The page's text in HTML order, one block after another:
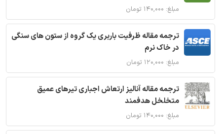
مبلغ: ۱۴۰,۰۰۰ تومان
ترجمه مقاله ظرفیت باربری یک گروه از ستون های سنگی
در خاک نرم
مبلغ: ۱۲۰,۰۰۰ تومان
ترجمه مقاله آنالیز ارتعاش اجباری تیرهای عمیق
متخلخل هدفمند
مبلغ: ۱۴۰,۰۰۰ تومان